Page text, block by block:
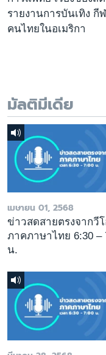
รายงานการบันเทิง
คนไทยในอเมริกา
มัลติมีเดีย
เมษายน 01, 2568
ข่าวสดสายตรงจากวีโ
ภาคภาษาไทย 6:30 –
น.